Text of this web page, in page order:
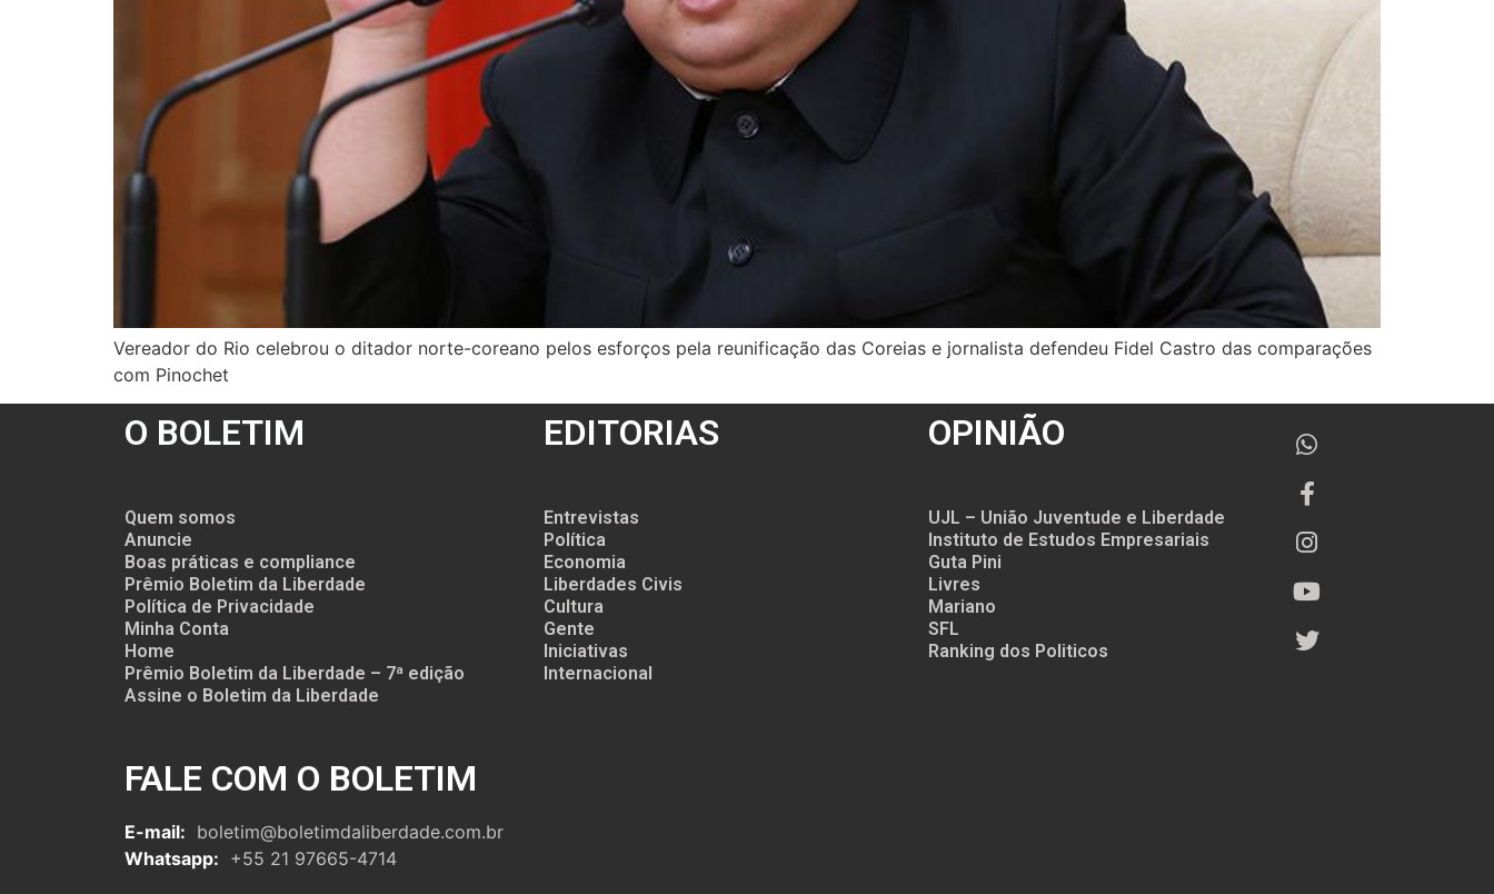
Vereador do Rio celebrou o ditador norte-coreano pelos esforços pela reunificação das Coreias e jornalista defendeu Fidel Castro das comparações
com Pinochet
O BOLETIM
Quem somos
Anuncie
Boas práticas e compliance
Prêmio Boletim da Liberdade
Política de Privacidade
Minha Conta
Home
Prêmio Boletim da Liberdade – 7ª edição
Assine o Boletim da Liberdade
FALE COM O BOLETIM
E-mail: boletim@boletimdaliberdade.com.br
Whatsapp: +55 21 97665-4714
EDITORIAS
Entrevistas
Política
Economia
Liberdades Civis
Cultura
Gente
Iniciativas
Internacional
OPINIÃO
UJL – União Juventude e Liberdade
Instituto de Estudos Empresariais
Guta Pini
Livres
Mariano
SFL
Ranking dos Politicos